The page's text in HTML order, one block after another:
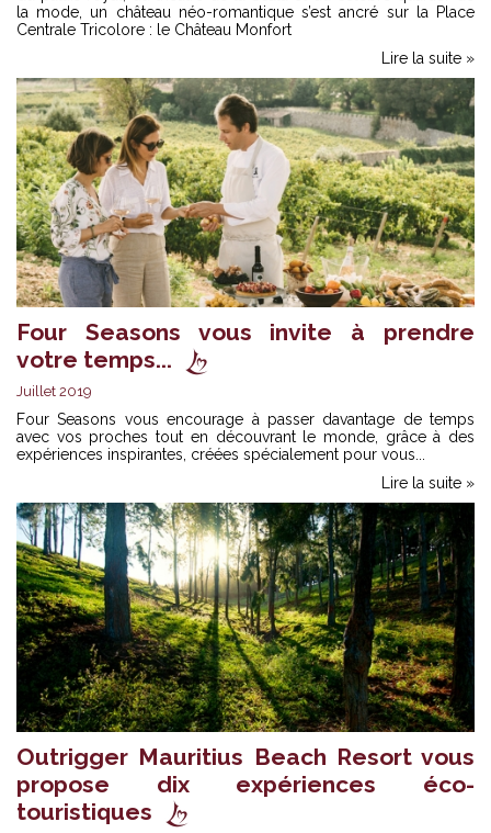
la mode, un château néo-romantique s’est ancré sur la Place
Centrale Tricolore : le Château Monfort
Lire la suite »
Four Seasons vous invite à prendre
votre temps...
Juillet 2019
Four Seasons vous encourage à passer davantage de temps
avec vos proches tout en découvrant le monde, grâce à des
expériences inspirantes, créées spécialement pour vous...
Lire la suite »
Outrigger Mauritius Beach Resort vous
propose dix expériences éco-
touristiques